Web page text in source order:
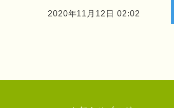
2020年11月12日 02:02